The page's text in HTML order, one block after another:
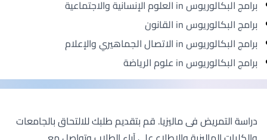
برامج البكالوريوس in العلوم الإنسانية والاجتماعية
برامج البكالوريوس in القانون
برامج البكالوريوس in الاتصال الجماهيري والإعلام
برامج البكالوريوس in علوم الرياضة
دراسة التمريض فى ماليزيا. قم بتقديم طلبك للالتحاق بالجامعات